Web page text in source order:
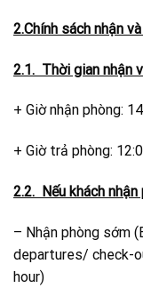
2.Chính sách nhận
2.1. Thời gian nhận
+ Giờ nhận phòng:
+ Giờ trả phòng:
2.2. Nếu khách
– Nhận phòng sớm
departures/ check-
hour)